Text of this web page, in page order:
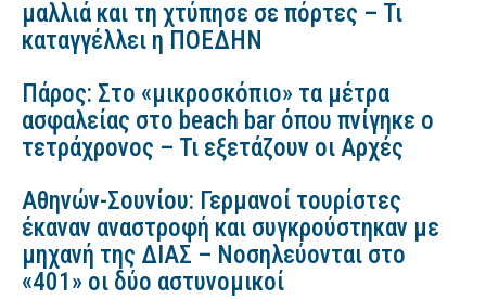
μαλλιά και τη χτύπησε σε πόρτες – Τι
καταγγέλλει η ΠΟΕΔΗΝ
Πάρος: Στο «μικροσκόπιο» τα μέτρα
ασφαλείας στο beach bar όπου πνίγηκε ο
τετράχρονος – Τι εξετάζουν οι Αρχές
Αθηνών-Σουνίου: Γερμανοί τουρίστες
έκαναν αναστροφή και συγκρούστηκαν με
μηχανή της ΔΙΑΣ – Νοσηλεύονται στο
«401» οι δύο αστυνομικοί